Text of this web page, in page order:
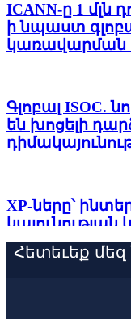
ICANN-ը 1 մլն
ի նպաստ
Գլոբալ ISOC.
են խոցելի
XP-ները՝
կայունության
Հետեւեք